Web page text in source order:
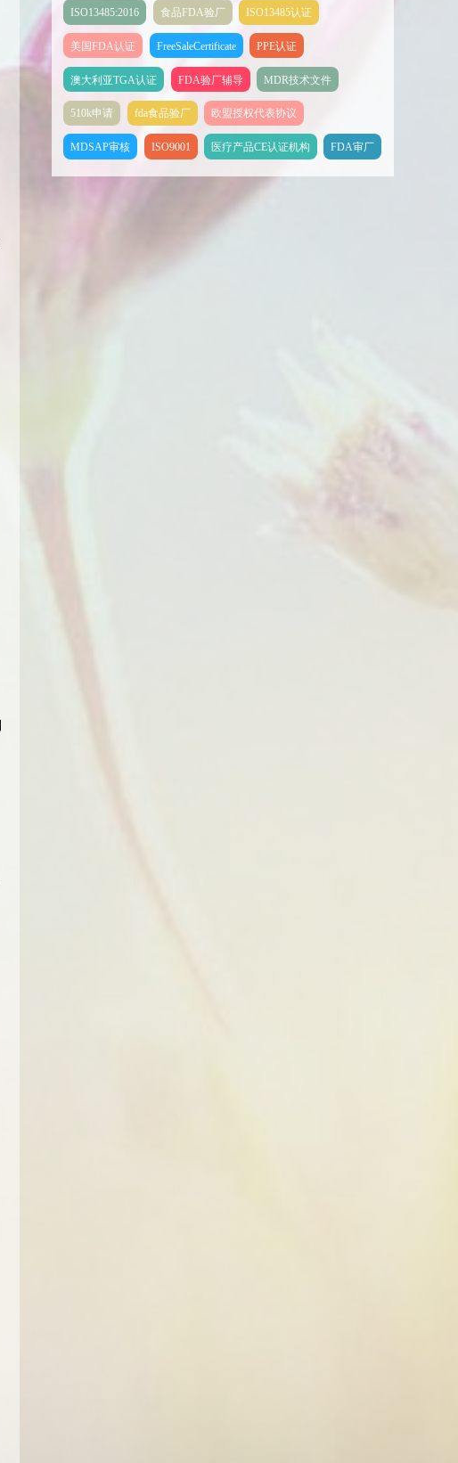
ISO13485:2016 食品FDA验厂 ISO13485认证
美国FDA认证 FreeSaleCertificate PPE认证
澳大利亚TGA认证 FDA验厂辅导 MDR技术文件
510k申请 fda食品验厂 欧盟授权代表协议
MDSAP审核 ISO9001 医疗产品CE认证机构 FDA审厂